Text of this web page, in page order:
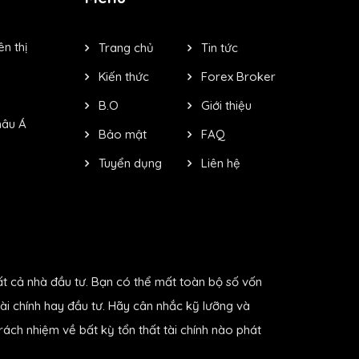
thị
Á
Trang chủ
Tin tức
Kiến thức
Forex Broker
B.O
Giới thiệu
Bảo mật
FAQ
Tuyển dụng
Liên hệ
cả nhà đầu tư. Bạn có thể mất toàn bộ số vốn
chính hay đầu tư. Hãy cân nhắc kỹ lưỡng và
nhiệm về bất kỳ tổn thất tài chính nào phát